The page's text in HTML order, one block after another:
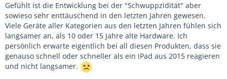
Gefühlt ist die Entwicklung bei der "Schwuppzidität" aber
sowieso sehr enttäuschend in den letzten Jahren gewesen.
Viele Geräte aller Kategorien aus den letzten Jahren fühlen sich
langsamer an, als 10 oder 15 Jahre alte Hardware. Ich
persönlich erwarte eigentlich bei all diesen Produkten, dass sie
genauso schnell oder schneller als ein iPad aus 2015 reagieren
und nicht langsamer.